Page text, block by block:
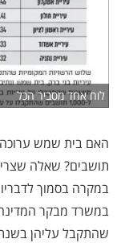
לוח אחד מסביר הכל
תושבים? שאלה
במקרה בסמוך
שהתקבל עליהן